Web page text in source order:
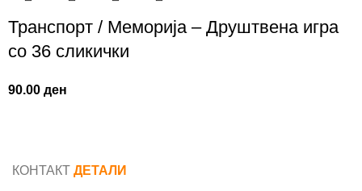
Транспорт / Меморија – Друштвена игра
со 36 сликички
90.00ден
КОНТАКТ ДЕТАЛИ